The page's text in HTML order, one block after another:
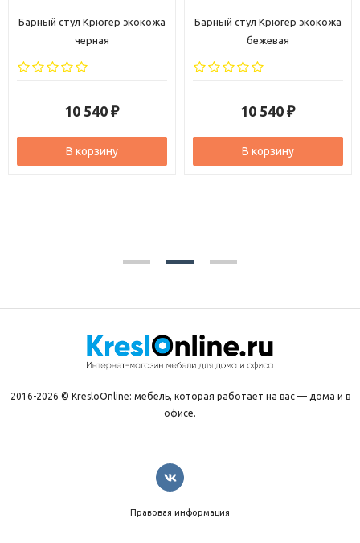
Барный стул Крюгер экокожа
черная
10 540 ₽
В корзину
Барный стул Крюгер экокожа
бежевая
10 540 ₽
В корзину
2016-2026 © KresloOnline: мебель, которая работает на вас — дома и в
офисе.
Правовая информация